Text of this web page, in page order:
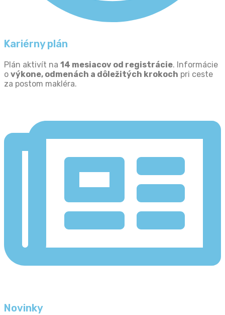
Kariérny plán
Plán aktivít na 14 mesiacov od registrácie. Informácie
o výkone, odmenách a dôležitých krokoch pri ceste
za postom makléra.
Novinky